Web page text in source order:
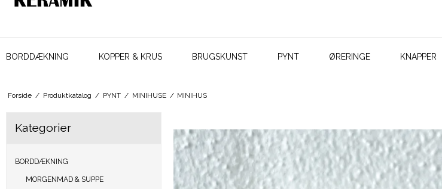
BORDDÆKNING KOPPER & KRUS BRUGSKUNST PYNT ØRERINGE KNAPPER
Forside / Produktkatalog / PYNT / MINIHUSE / MINIHUS
Kategorier
BORDDÆKNING
MORGENMAD & SUPPE